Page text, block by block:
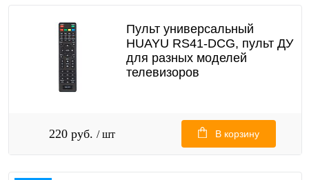
Пульт универсальный
HUAYU RS41-DCG, пульт ДУ
для разных моделей
телевизоров
220 руб. / шт В корзину